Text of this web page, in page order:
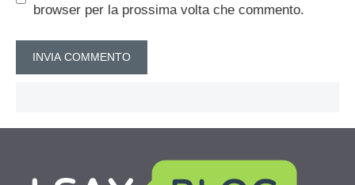
browser per la prossima volta che commento.